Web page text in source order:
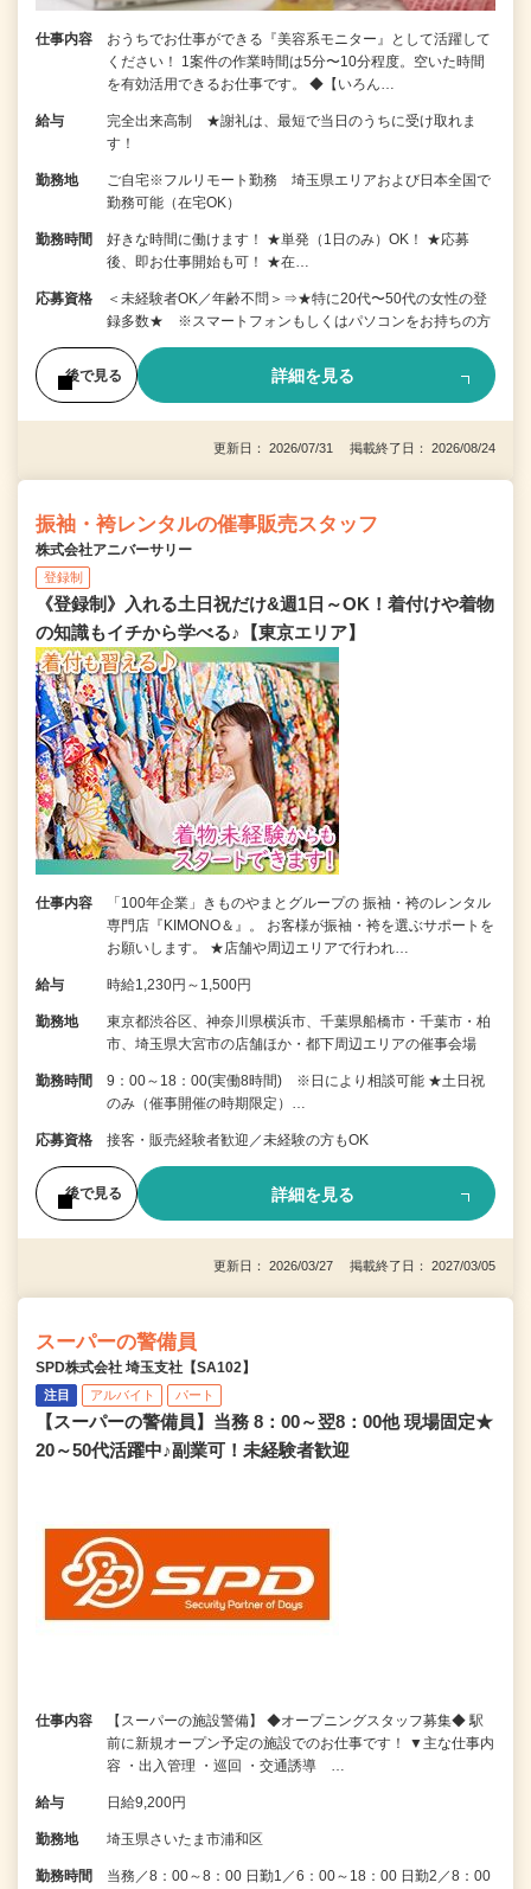
仕事内容
おうちでお仕事ができる『美容系モニター』として活躍して
ください！ 1案件の作業時間は5分〜10分程度。空いた時間
を有効活用できるお仕事です。 ◆【いろん…
給与
完全出来高制 ★謝礼は、最短で当日のうちに受け取れま
す！
勤務地
ご自宅※フルリモート勤務 埼玉県エリアおよび日本全国で
勤務可能（在宅OK）
勤務時間
好きな時間に働けます！ ★単発（1日のみ）OK！ ★応募
後、即お仕事開始も可！ ★在…
応募資格
＜未経験者OK／年齢不問＞⇒★特に20代〜50代の女性の登
録多数★ ※スマートフォンもしくはパソコンをお持ちの方
後で見る 詳細を見る
更新日： 2026/07/31 掲載終了日： 2026/08/24
振袖・袴レンタルの催事販売スタッフ
株式会社アニバーサリー
登録制
《登録制》入れる土日祝だけ&週1日～OK！着付けや着物
の知識もイチから学べる♪【東京エリア】
仕事内容
「100年企業」きものやまとグループの 振袖・袴のレンタル
専門店『KIMONO＆』。 お客様が振袖・袴を選ぶサポートを
お願いします。 ★店舗や周辺エリアで行われ…
給与 時給1,230円～1,500円
勤務地
東京都渋谷区、神奈川県横浜市、千葉県船橋市・千葉市・柏
市、埼玉県大宮市の店舗ほか・都下周辺エリアの催事会場
勤務時間
9：00～18：00(実働8時間) ※日により相談可能 ★土日祝
のみ（催事開催の時期限定）…
応募資格 接客・販売経験者歓迎／未経験の方もOK
後で見る 詳細を見る
更新日： 2026/03/27 掲載終了日： 2027/03/05
スーパーの警備員
SPD株式会社 埼玉支社【SA102】
注目 アルバイト パート
【スーパーの警備員】当務 8：00～翌8：00他 現場固定★
20～50代活躍中♪副業可！未経験者歓迎
仕事内容
【スーパーの施設警備】 ◆オープニングスタッフ募集◆ 駅
前に新規オープン予定の施設でのお仕事です！ ▼主な仕事内
容 ・出入管理 ・巡回 ・交通誘導 …
給与 日給9,200円
勤務地 埼玉県さいたま市浦和区
勤務時間
当務／8：00～8：00 日勤1／6：00～18：00 日勤2／8：00